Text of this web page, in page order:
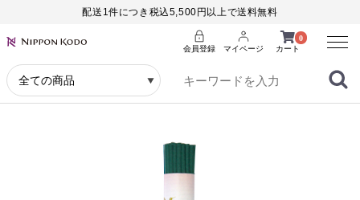
配送1件につき税込5,500円以上で送料無料
0
カート
会員登録 マイページ
Menu